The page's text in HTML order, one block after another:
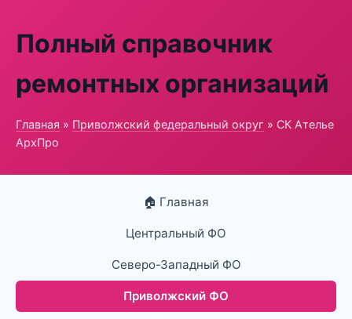
Полный справочник
ремонтных организаций
Главная » Приволжский федеральный округ » СК Ателье
АрхПро
🏠 Главная
Центральный ФО
Северо-Западный ФО
Приволжский ФО